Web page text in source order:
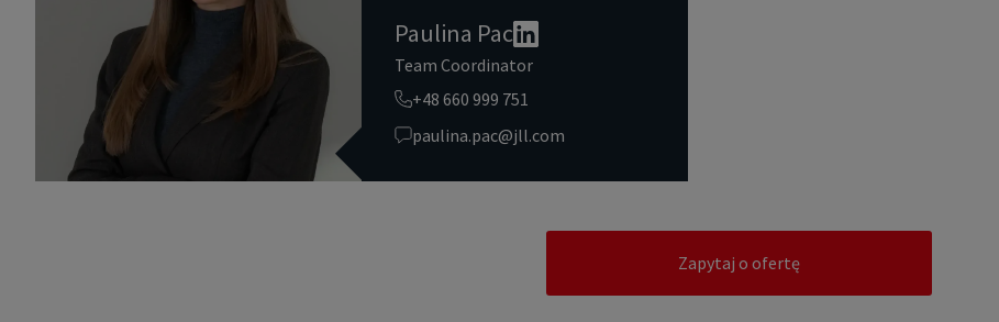
Paulina Pac
Team Coordinator
+48 660 999 751
paulina.pac@jll.com
Zapytaj o ofertę